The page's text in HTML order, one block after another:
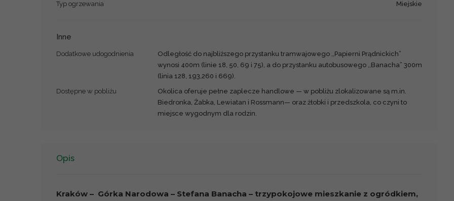
Typ ogrzewania
Miejskie
Inne
Dodatkowe udogodnienia
Odległość do najbliższego przystanku tramwajowego ,,Papierni Prądnickich”
wynosi 400m (linie 18, 50, 69 i 75), a do przystanku autobusowego ,,Banacha” 300m
(linia 128, 193,260 i 669).
Dostępne w pobliżu
Okolica oferuje pełne zaplecze handlowe — w pobliżu zlokalizowane są m.in.
Biedronka, Żabka, Lewiatan i Rossmann— oraz żłobki i przedszkola, co czyni to
miejsce wygodnym dla rodzin.
Opis
Kraków – Górka Narodowa – Stefana Banacha – trzypokojowe mieszkanie z ogródkiem,